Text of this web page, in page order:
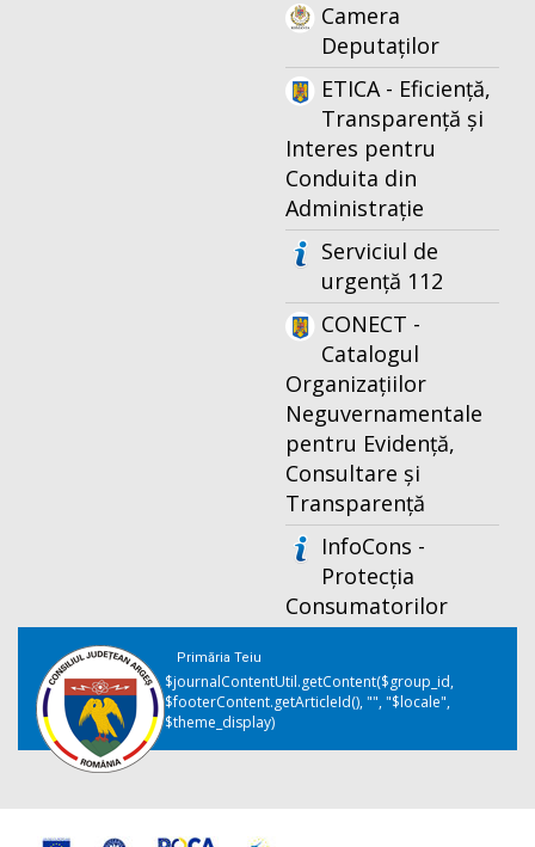
Camera
Deputaților
ETICA - Eficiență,
Transparență și
Interes pentru
Conduita din
Administrație
Serviciul de
urgență 112
CONECT -
Catalogul
Organizațiilor
Neguvernamentale
pentru Evidență,
Consultare și
Transparență
InfoCons -
Protecția
Consumatorilor
Primăria Teiu
$journalContentUtil.getContent($group_id,
$footerContent.getArticleId(), "", "$locale",
$theme_display)